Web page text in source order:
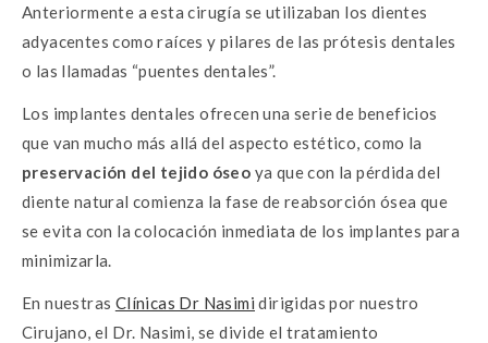
Anteriormente a esta cirugía se utilizaban los dientes
adyacentes como raíces y pilares de las prótesis dentales
o las llamadas “puentes dentales”.
Los implantes dentales ofrecen una serie de beneficios
que van mucho más allá del aspecto estético, como la
preservación del tejido óseo ya que con la pérdida del
diente natural comienza la fase de reabsorción ósea que
se evita con la colocación inmediata de los implantes para
minimizarla.
En nuestras Clínicas Dr Nasimi dirigidas por nuestro
Cirujano, el Dr. Nasimi, se divide el tratamiento